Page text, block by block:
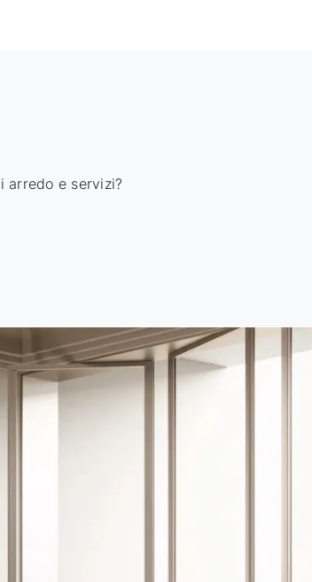
arredo e servizi?